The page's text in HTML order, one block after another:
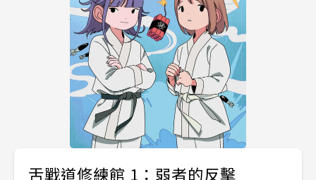
舌戰道修練館 1：弱者的反擊